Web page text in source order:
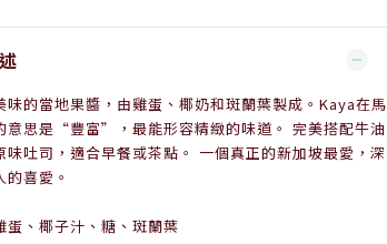
味的當地果醬，由雞蛋、椰奶和斑蘭葉製成。Kaya在馬
意思是“豐富”，最能形容精緻的味道。 完美搭配牛油
味吐司，適合早餐或茶點。 一個真正的新加坡最愛，深
的喜愛。
蛋、椰子汁、糖、斑蘭葉